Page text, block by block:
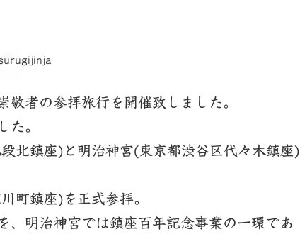
敬者の参拝旅行を開催致しました。
た。
北鎮座)と明治神宮(東京都渋谷区代々木鎮座)
町鎮座)を正式参拝。
、明治神宮では鎮座百年記念事業の一環であ